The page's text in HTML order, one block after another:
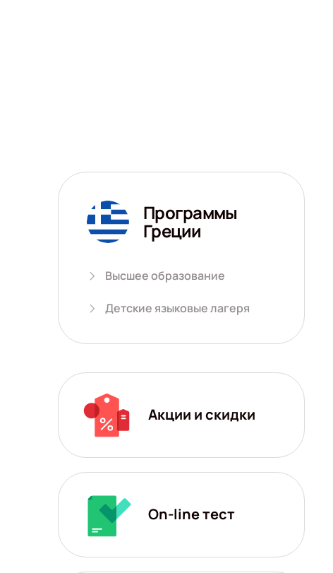
Программы
Греции
Высшее образование
Детские языковые лагеря
Акции и скидки
On-line тест